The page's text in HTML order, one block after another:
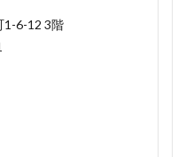
6-12 3階